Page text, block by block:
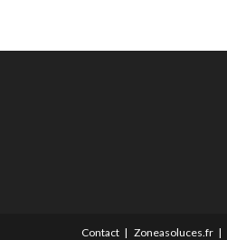
Contact Zoneasoluces.fr